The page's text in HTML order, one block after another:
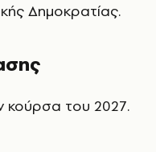
Δημοκρατίας.
κούρσα του 2027.